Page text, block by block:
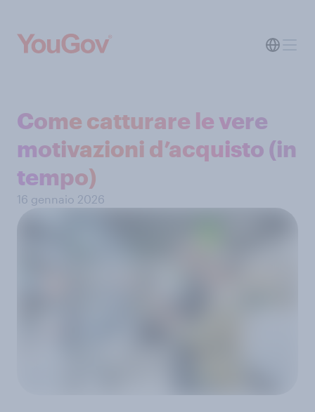
Come catturare le vere
motivazioni d’acquisto (in
tempo)
16 gennaio 2026